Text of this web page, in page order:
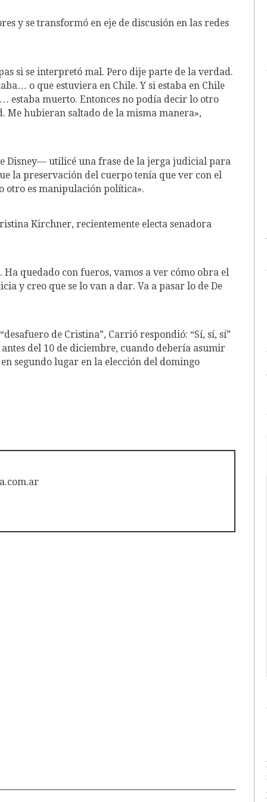
y se transformó en eje de discusión en las redes
si se interpretó mal. Pero dije parte de la verdad.
o que estuviera en Chile. Y si estaba en Chile
estaba muerto. Entonces no podía decir lo otro
Me hubieran saltado de la misma manera»,
Disney— utilicé una frase de la jerga judicial para
la preservación del cuerpo tenía que ver con el
otro es manipulación política».
Kirchner, recientemente electa senadora
quedado con fueros, vamos a ver cómo obra el
y creo que se lo van a dar. Va a pasar lo de De
de Cristina”, Carrió respondió: “Sí, sí, sí”
antes del 10 de diciembre, cuando debería asumir
segundo lugar en la elección del domingo